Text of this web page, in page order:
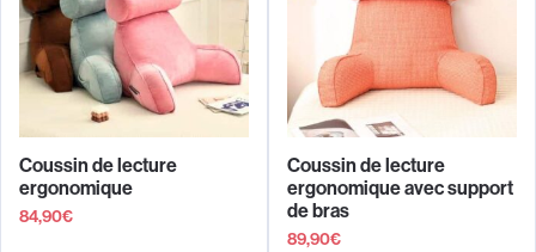
Coussin de lecture
ergonomique
84,90€
Coussin de lecture
ergonomique avec support
de bras
89,90€